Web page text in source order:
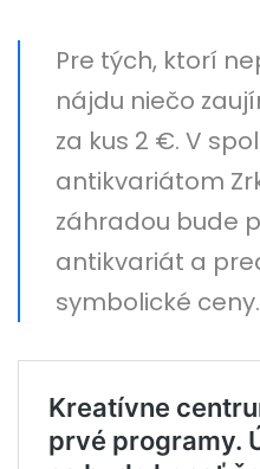
Pre tých, ktorí
nájdu niečo
za kus 2 €. V
antikvariátom
záhradou bude
antikvariát a
symbolické ceny.